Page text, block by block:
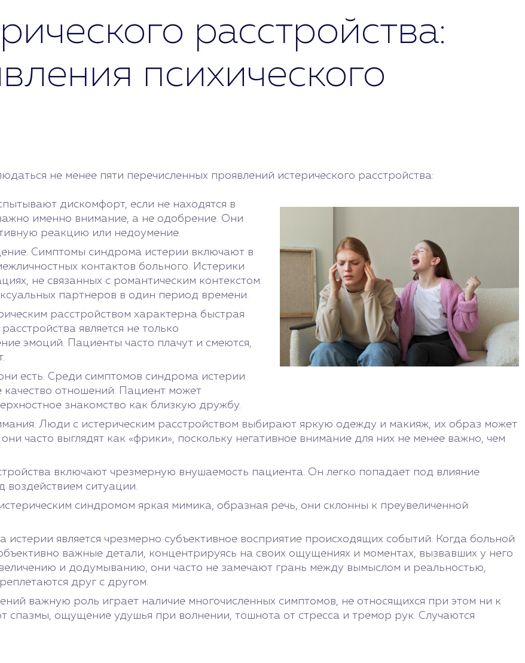
расстройства:
психического
не менее пяти перечисленных проявлений истерического расстройства:
дискомфорт, если не находятся в
именно внимание, а не одобрение. Они
реакцию или недоумение.
Симптомы синдрома истерии включают в
контактов больного. Истерики
не связанных с романтическим контекстом:
партнеров в один период времени.
расстройством характерна быстрая
является не только
эмоций. Пациенты часто плачут и смеются,
есть. Среди симптомов синдрома истерии
отношений. Пациент может
знакомство как близкую дружбу.
Люди с истерическим расстройством выбирают яркую одежду и макияж, их образ может
часто выглядят как «фрики», поскольку негативное внимание для них не менее важно, чем
включают чрезмерную внушаемость пациента. Он легко попадает под влияние
воздействием ситуации.
синдромом яркая мимика, образная речь, они склонны к преувеличенной
является чрезмерно субъективное восприятие происходящих событий. Когда больной
важные детали, концентрируясь на своих ощущениях и моментах, вызвавших у него
и додумыванию, они часто не замечают грань между вымыслом и реальностью,
друг с другом.
важную роль играет наличие многочисленных симптомов, не относящихся при этом ни к
спазмы, ощущение удушья при волнении, тошнота от стресса и тремор рук. Случаются